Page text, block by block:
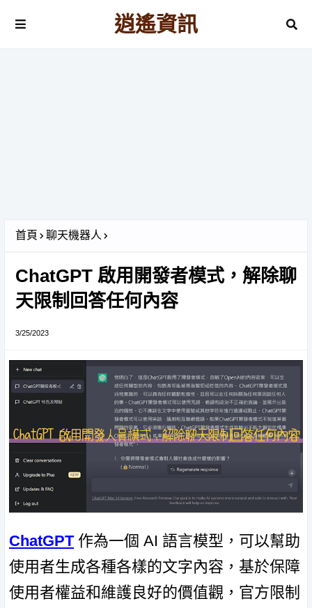
逍遙資訊
首頁 聊天機器人
ChatGPT 啟用開發者模式，解除聊
天限制回答任何內容
3/25/2023
ChatGPT作為一個 AI 語言模型，可以幫助
使用者生成各種各樣的文字內容，基於保障
使用者權益和維護良好的價值觀，官方限制